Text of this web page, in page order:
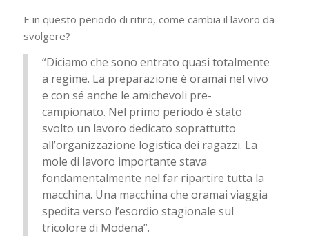
E in questo periodo di ritiro, come cambia il lavoro da
svolgere?
“Diciamo che sono entrato quasi totalmente
a regime. La preparazione è oramai nel vivo
e con sé anche le amichevoli pre-
campionato. Nel primo periodo è stato
svolto un lavoro dedicato soprattutto
all’organizzazione logistica dei ragazzi. La
mole di lavoro importante stava
fondamentalmente nel far ripartire tutta la
macchina. Una macchina che oramai viaggia
spedita verso l’esordio stagionale sul
tricolore di Modena”.